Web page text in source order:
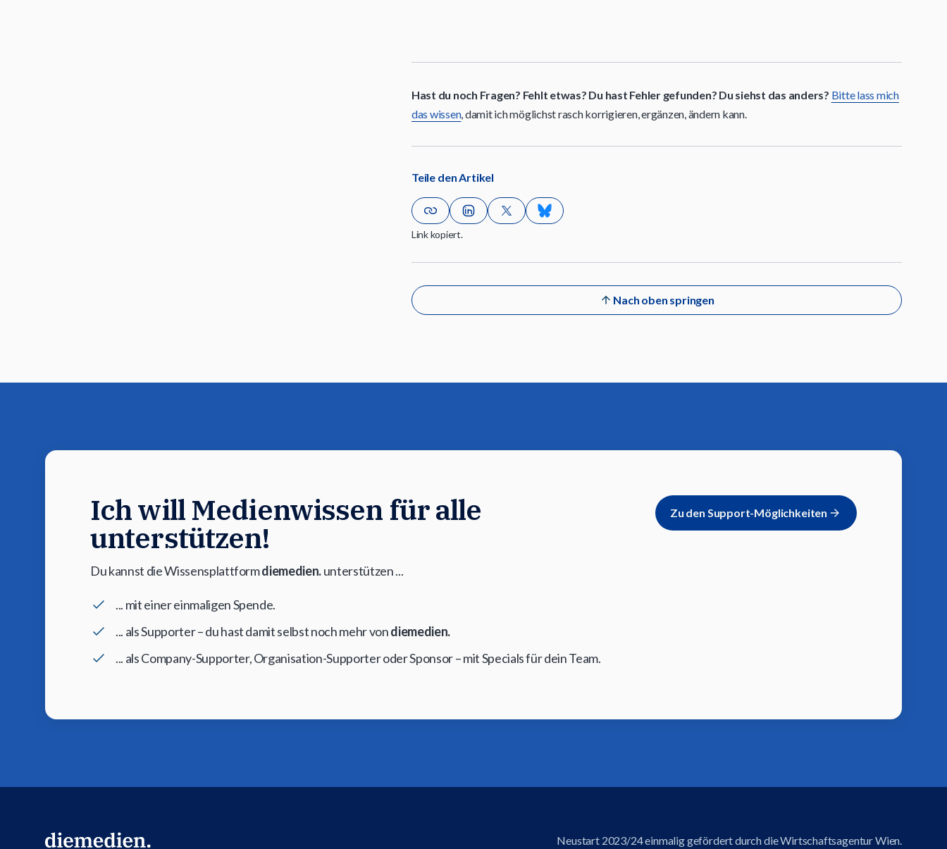
Hast du noch Fragen? Fehlt etwas? Du hast Fehler gefunden? Du siehst das anders? Bitte lass mich
das wissen, damit ich möglichst rasch korrigieren, ergänzen, ändern kann.
Teile den Artikel
Link kopiert.
Nach oben springen
Ich will Medienwissen für alle
unterstützen!
Du kannst die Wissensplattformdiemedien.unterstützen ...
... mit einer einmaligen Spende.
... als Supporter – du hast damit selbst noch mehr vondiemedien.
... als Company-Supporter, Organisation-Supporter oder Sponsor – mit Specials für dein Team.
Zu den Support-Möglichkeiten
Neustart 2023/24 einmalig gefördert durch die Wirtschaftsagentur Wien.